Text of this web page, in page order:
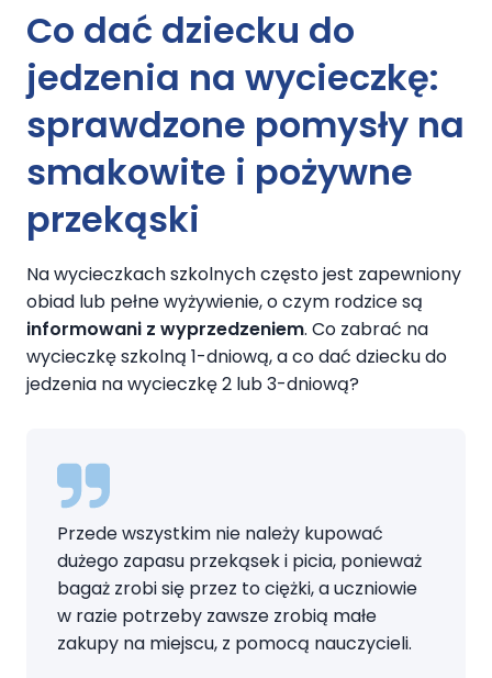
Co dać dziecku do
jedzenia na wycieczkę:
sprawdzone pomysły na
smakowite i pożywne
przekąski
Na wycieczkach szkolnych często jest zapewniony
obiad lub pełne wyżywienie, o czym rodzice są
informowani z wyprzedzeniem. Co zabrać na
wycieczkę szkolną 1-dniową, a co dać dziecku do
jedzenia na wycieczkę 2 lub 3-dniową?
Przede wszystkim nie należy kupować
dużego zapasu przekąsek i picia, ponieważ
bagaż zrobi się przez to ciężki, a uczniowie
w razie potrzeby zawsze zrobią małe
zakupy na miejscu, z pomocą nauczycieli.